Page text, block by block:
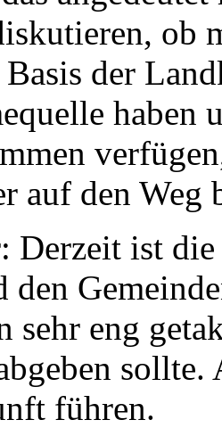
ob
der
haben
auf den
Derzeit ist
den
sehr eng
führen.